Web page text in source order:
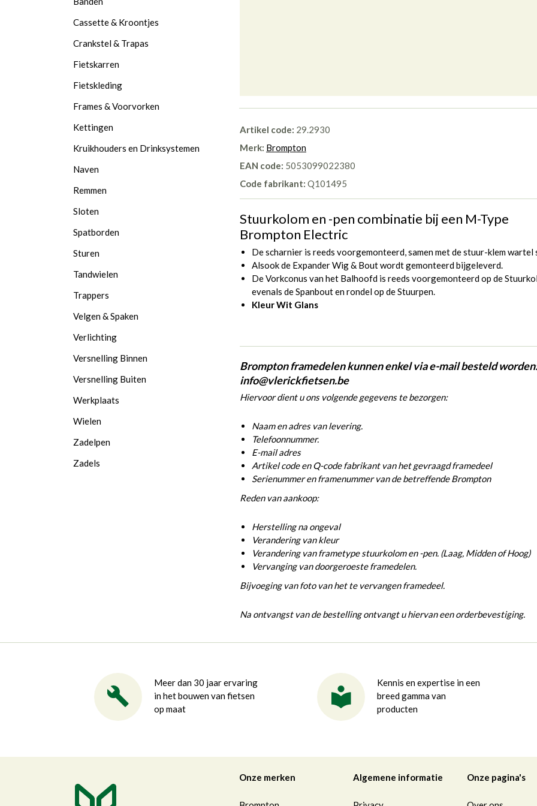
Artikel code: 29.2930
Merk: Brompton
EAN code: 5053099022380
Code fabrikant: Q101495
Stuurkolom en -pen combinatie bij een M-Type
Brompton Electric
De scharnier is reeds voorgemonteerd, samen met de stuur-klem wartel
Alsook de Expander Wig & Bout wordt gemonteerd bijgeleverd.
De Vorkconus van het Balhoofd is reeds voorgemonteerd op de
evenals de Spanbout en rondel op de Stuurpen.
Kleur Wit Glans
Brompton framedelen kunnen enkel via e-mail besteld
info@vlerickfietsen.be
Hiervoor dient u ons volgende gegevens te bezorgen:
Naam en adres van levering.
Telefoonnummer.
E-mail adres
Artikel code en Q-code fabrikant van het gevraagd framedeel
Serienummer en framenummer van de betreffende Brompton
Reden van aankoop:
Herstelling na ongeval
Verandering van kleur
Verandering van frametype stuurkolom en -pen. (Laag, Midden of Hoog)
Vervanging van doorgeroeste framedelen.
Bijvoeging van foto van het te vervangen framedeel.
Na ontvangst van de bestelling ontvangt u hiervan een orderbevestiging.
Cassette & Kroontjes
Crankstel & Trapas
Fietskarren
Fietskleding
Frames & Voorvorken
Kettingen
Kruikhouders en Drinksystemen
Naven
Remmen
Sloten
Spatborden
Sturen
Tandwielen
Trappers
Velgen & Spaken
Verlichting
Versnelling Binnen
Versnelling Buiten
Werkplaats
Wielen
Zadelpen
Zadels
Meer dan 30 jaar ervaring
in het bouwen van fietsen
op maat
Kennis en expertise in een
breed gamma van
producten
Onze merken Algemene informatie Onze pagina's